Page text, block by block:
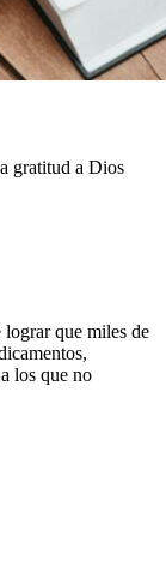
gratitud a Dios
lograr que miles de
los que no